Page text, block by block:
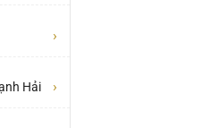
›
Hải ›